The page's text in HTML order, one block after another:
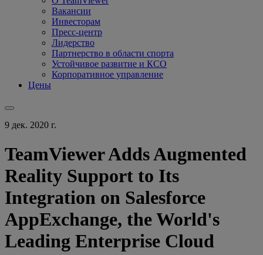
Вакансии
Инвесторам
Пресс-центр
Лидерство
Партнерство в области спорта
Устойчивое развитие и КСО
Корпоративное управление
Цены
9 дек. 2020 г.
TeamViewer Adds Augmented
Reality Support to Its
Integration on Salesforce
AppExchange, the World's
Leading Enterprise Cloud